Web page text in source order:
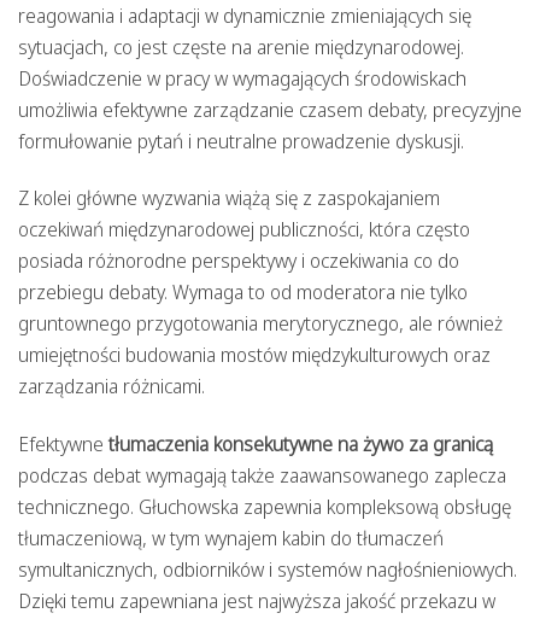
reagowania i adaptacji w dynamicznie zmieniających się
sytuacjach, co jest częste na arenie międzynarodowej.
Doświadczenie w pracy w wymagających środowiskach
umożliwia efektywne zarządzanie czasem debaty, precyzyjne
formułowanie pytań i neutralne prowadzenie dyskusji.
Z kolei główne wyzwania wiążą się z zaspokajaniem
oczekiwań międzynarodowej publiczności, która często
posiada różnorodne perspektywy i oczekiwania co do
przebiegu debaty. Wymaga to od moderatora nie tylko
gruntownego przygotowania merytorycznego, ale również
umiejętności budowania mostów międzykulturowych oraz
zarządzania różnicami.
Efektywnetłumaczenia konsekutywne na żywo za granicą
podczas debat wymagają także zaawansowanego zaplecza
technicznego. Głuchowska zapewnia kompleksową obsługę
tłumaczeniową, w tym wynajem kabin do tłumaczeń
symultanicznych, odbiorników i systemów nagłośnieniowych.
Dzięki temu zapewniana jest najwyższa jakość przekazu w